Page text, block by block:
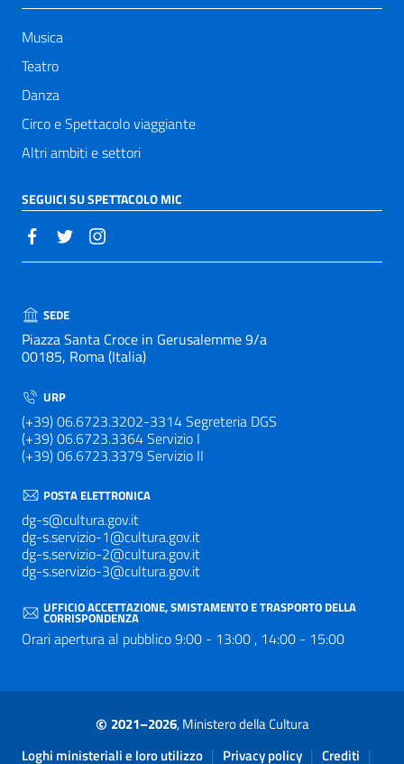
Musica
Teatro
Danza
Circo e Spettacolo viaggiante
Altri ambiti e settori
SEGUICI SU SPETTACOLO MIC
SEDE
Piazza Santa Croce in Gerusalemme 9/a
00185, Roma (Italia)
URP
(+39) 06.6723.3202-3314 Segreteria DGS
(+39) 06.6723.3364 Servizio I
(+39) 06.6723.3379 Servizio II
POSTA ELETTRONICA
dg-s@cultura.gov.it
dg-s.servizio-1@cultura.gov.it
dg-s.servizio-2@cultura.gov.it
dg-s.servizio-3@cultura.gov.it
UFFICIO ACCETTAZIONE, SMISTAMENTO E TRASPORTO DELLA
CORRISPONDENZA
Orari apertura al pubblico 9:00 - 13:00 , 14:00 - 15:00
© 2021–2026, Ministero della Cultura
Sezione Link Utili
Loghi ministeriali e loro utilizzo | Privacy policy | Crediti |